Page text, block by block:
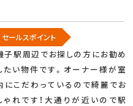
セールスポイント
子駅周辺でお探しの方にお勧め
たい物件です。オーナー様が室
にこだわっているので綺麗でお
ゃれです！大通りが近いので駅